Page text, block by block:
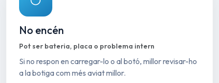
No encén
Pot ser bateria, placa o problema intern
Si no respon en carregar-lo o al botó, millor revisar-ho
a la botiga com més aviat millor.